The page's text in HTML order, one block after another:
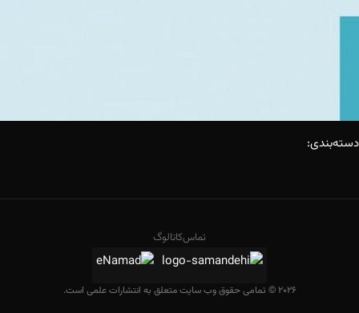
دسته‌بندی:
تماسکاتالوگ
2026 © تمامی حقوق وب سایت متعلق به انتشارات علمی است.